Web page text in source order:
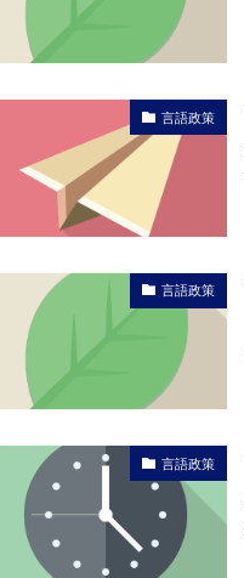
言語政策
言語政策
言語政策